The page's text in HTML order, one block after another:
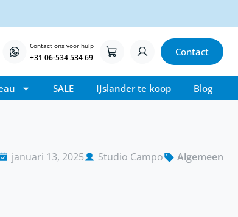
Contact ons voor hulp
+31 06-534 534 69 Contact
SALE IJslander te koop Blog
januari 13, 2025 Studio Campo Algemeen